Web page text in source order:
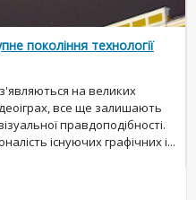
покоління технології
на великих
все ще залишають
правдоподібності.
існуючих графічних і...